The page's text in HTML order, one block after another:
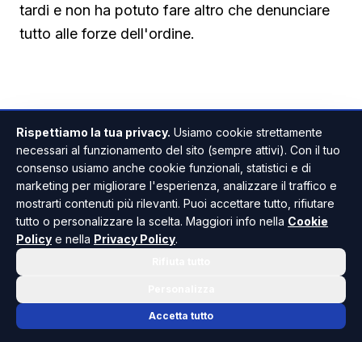
tardi e non ha potuto fare altro che denunciare
tutto alle forze dell'ordine.
PALMA DI MONTECHIARO
Giuseppe Pantano
Rispettiamo la tua privacy. Usiamo cookie strettamente
necessari al funzionamento del sito (sempre attivi). Con il tuo
consenso usiamo anche cookie funzionali, statistici e di
marketing per migliorare l'esperienza, analizzare il traffico e
mostrarti contenuti più rilevanti. Puoi accettare tutto, rifiutare
tutto o personalizzare la scelta. Maggiori info nella Cookie
Policy e nella Privacy Policy.
Accetta tutto